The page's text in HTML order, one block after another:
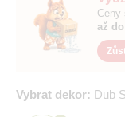
až
Vybrat dekor: Dub